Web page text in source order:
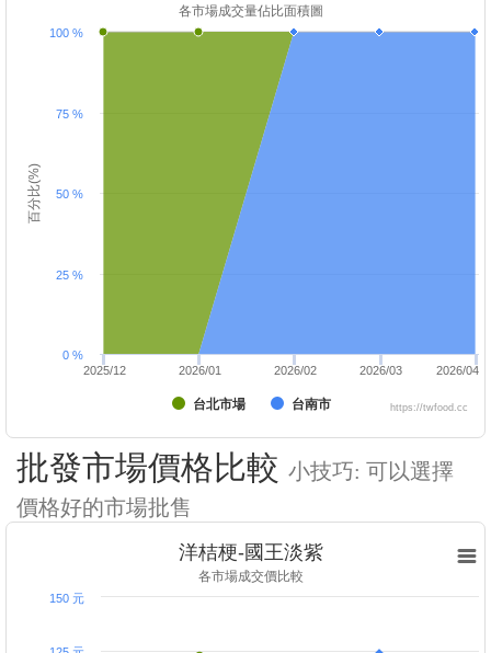
百分比(%)
各市場成交量佔比面積圖
台北市場 台南市
2025/12 2026/01 2026/02 2026/03 2026/04
0 %
25 %
50 %
75 %
100 %
https://twfood.cc
批發市場價格比較 小技巧: 可以選擇
價格好的市場批售
洋桔梗-國王淡紫
各市場成交價比較
150 元